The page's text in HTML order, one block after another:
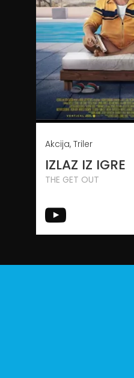
Akcija, Triler
IZLAZ IZ IGRE
THE GET OUT